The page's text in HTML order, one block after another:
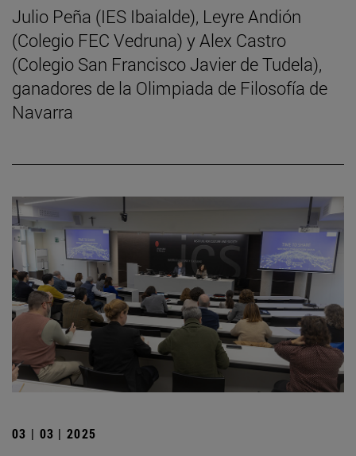
Julio Peña (IES Ibaialde), Leyre Andión
(Colegio FEC Vedruna) y Alex Castro
(Colegio San Francisco Javier de Tudela),
ganadores de la Olimpiada de Filosofía de
Navarra
03 | 03 | 2025